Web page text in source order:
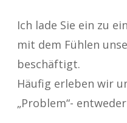
Ich lade Sie ein zu
mit dem Fühlen
beschäftigt.
Häufig erleben wir
„Problem“-